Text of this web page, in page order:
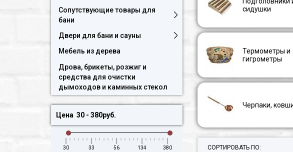
Сопутствующие товары для
бани
Двери для бани и сауны
Мебель из дерева
Дрова, брикеты, розжиг и
средства для очистки
дымоходов и каминных стекол
Цена 30 - 380руб.
30 33 56 134 380
сидушки
Термометры и
гигрометры
Черпаки,
СОРТИРОВАТЬ ПО: